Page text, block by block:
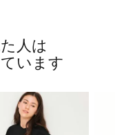
人は
います